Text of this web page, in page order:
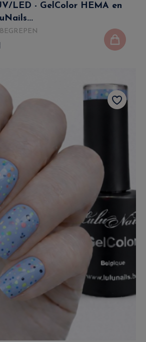
LED - GelColor HEMA en